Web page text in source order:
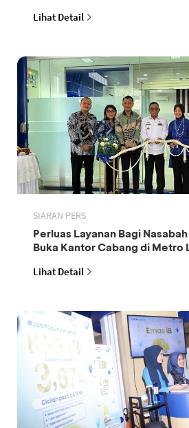
Lihat Detail
SIARAN PERS
Perluas Layanan Bagi
Buka Kantor Cabang di Metro
Lihat Detail